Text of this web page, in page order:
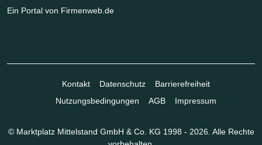
Ein Portal von Firmenweb.de
Kontakt Datenschutz
Barrierefreiheit
Nutzungsbedingungen
AGB Impressum
© Marktplatz Mittelstand GmbH & Co. KG 1998 - 2026. Alle Rechte